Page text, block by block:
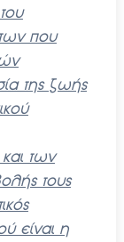
που
της ζωής
των
τους
είναι η